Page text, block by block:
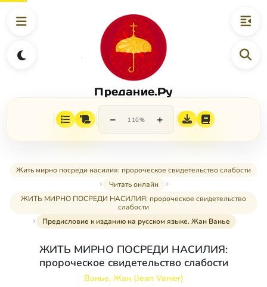
Предание.Ру
− 110% +
Жить мирно посреди насилия: пророческое свидетельство слабости
Читать онлайн
ЖИТЬ МИРНО ПОСРЕДИ НАСИЛИЯ: пророческое свидетельство
слабости
Предисловие к изданию на русском языке. Жан Ванье
ЖИТЬ МИРНО ПОСРЕДИ НАСИЛИЯ:
пророческое свидетельство слабости
Ванье, Жан (Jean Vanier)